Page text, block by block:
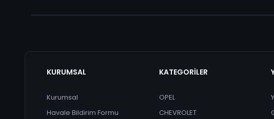
KURUMSAL
Kurumsal
Havale Bildirim Formu
KATEGORİLER
OPEL
CHEVROLET